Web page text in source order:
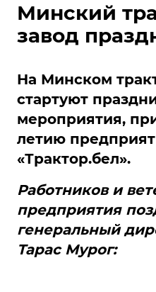
Минский
завод
На Минском
стартуют
мероприятия,
летию
«Трактор.бел».
Работников и
предприятия
генеральный
Тарас Мурог: